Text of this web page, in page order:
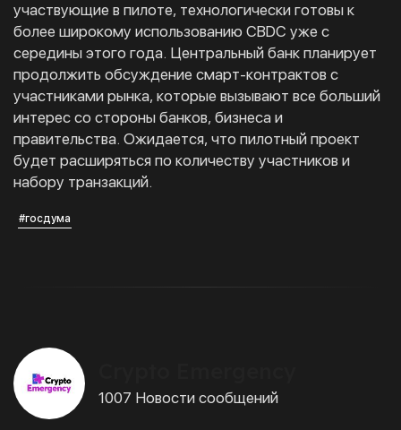
участвующие в пилоте, технологически готовы к
более широкому использованию CBDC уже с
середины этого года. Центральный банк планирует
продолжить обсуждение смарт-контрактов с
участниками рынка, которые вызывают все больший
интерес со стороны банков, бизнеса и
правительства. Ожидается, что пилотный проект
будет расширяться по количеству участников и
набору транзакций.
#госдума
1007 Новости сообщений